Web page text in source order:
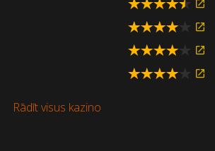
Rādīt visus kazino